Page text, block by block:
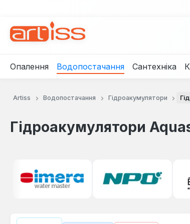
Опалення Водопостачання Сантехніка
Artiss Водопостачання Гідроакумулятори
Гідроакумулятори